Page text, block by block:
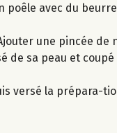
avec du
une pincée de
sa peau et
versé la prépara-